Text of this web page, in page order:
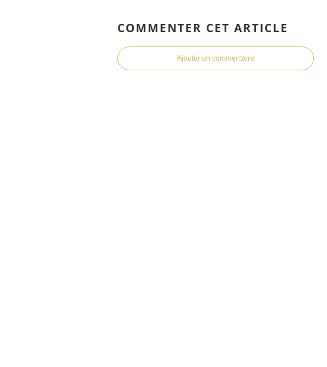
COMMENTER CET ARTICLE
Ajouter un commentaire